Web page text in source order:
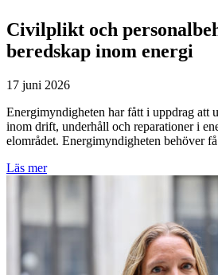
Civilplikt och
beredskap inom energi
17 juni 2026
Energimyndigheten har fått i uppdrag att
inom drift, underhåll och reparationer i
elområdet. Energimyndigheten behöver
Läs mer